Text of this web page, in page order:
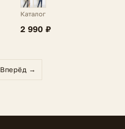
Каталог
2 990 ₽
Вперёд →